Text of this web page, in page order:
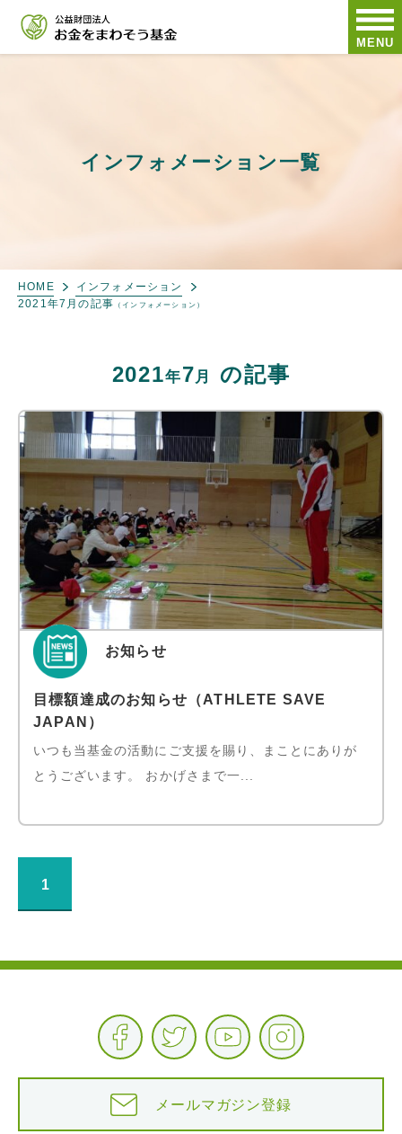
MENU
インフォメーション一覧
HOME
インフォメーション
2021年7月の記事 （インフォメーション）
2021年7月 の記事
お知らせ
目標額達成のお知らせ（ATHLETE SAVE
JAPAN）
いつも当基金の活動にご支援を賜り、まことにありが
とうございます。 おかげさまで一...
1
メールマガジン登録